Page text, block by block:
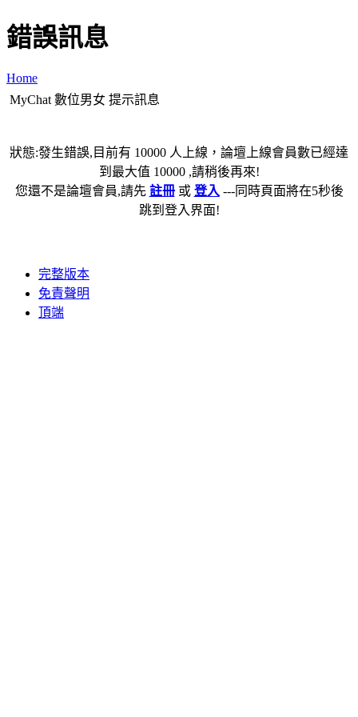
錯誤訊息
Home
MyChat 數位男女 提示訊息
狀態:發生錯誤,目前有 10000 人上線，論壇上線會員數已經達
到最大值 10000 ,請稍後再來!
您還不是論壇會員,請先 註冊或 登入 ---同時頁面將在5秒後
跳到登入界面!
完整版本
免責聲明
頂端